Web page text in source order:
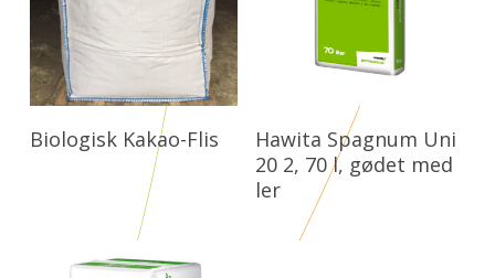
Læs Mere
Biologisk Kakao-Flis Læs Mere
Hawita Spagnum Uni
20 2, 70 l, gødet med
ler